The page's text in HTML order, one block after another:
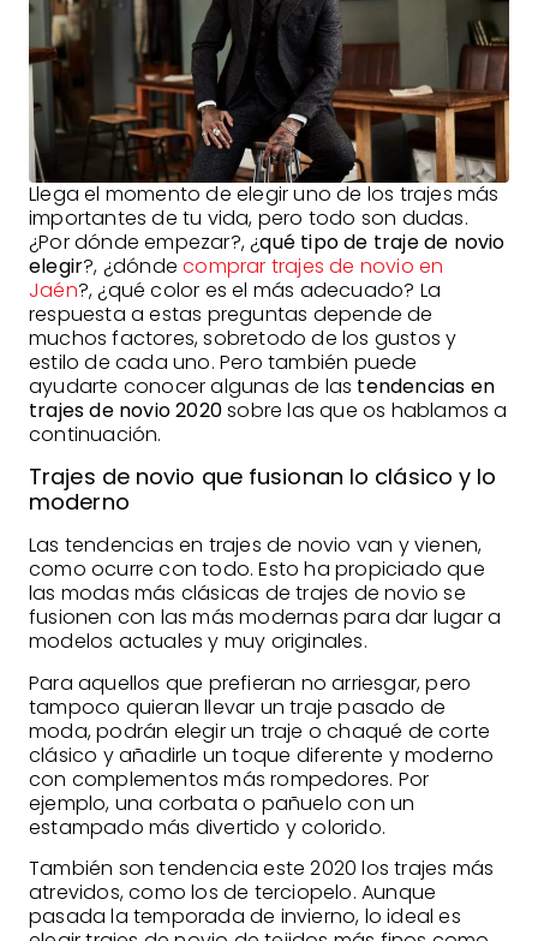
Llega el momento de elegir uno de los trajes más
importantes de tu vida, pero todo son dudas.
¿Por dónde empezar?, ¿qué tipo de traje de novio
elegir?, ¿dóndecomprar trajes de novio en
Jaén?, ¿qué color es el más adecuado? La
respuesta a estas preguntas depende de
muchos factores, sobretodo de los gustos y
estilo de cada uno. Pero también puede
ayudarte conocer algunas de las tendencias en
trajes de novio 2020sobre las que os hablamos a
continuación.
Trajes de novio que fusionan lo clásico y lo
moderno
Las tendencias en trajes de novio van y vienen,
como ocurre con todo. Esto ha propiciado que
las modas más clásicas de trajes de novio se
fusionen con las más modernas para dar lugar a
modelos actuales y muy originales.
Para aquellos que prefieran no arriesgar, pero
tampoco quieran llevar un traje pasado de
moda, podrán elegir un traje o chaqué de corte
clásico y añadirle un toque diferente y moderno
con complementos más rompedores. Por
ejemplo, una corbata o pañuelo con un
estampado más divertido y colorido.
También son tendencia este 2020 los trajes más
atrevidos, como los de terciopelo. Aunque
pasada la temporada de invierno, lo ideal es